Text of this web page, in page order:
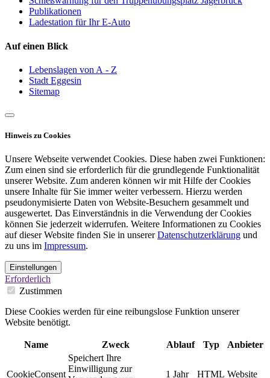
Publikationen
Ladestation für Ihr E-Auto
Auf einen Blick
Lebenslagen von A - Z
Stadt Eggesin
Sitemap
Hinweis zu Cookies
Unsere Webseite verwendet Cookies. Diese haben zwei Funktionen:
Zum einen sind sie erforderlich für die grundlegende Funktionalität
unserer Website. Zum anderen können wir mit Hilfe der Cookies
unsere Inhalte für Sie immer weiter verbessern. Hierzu werden
pseudonymisierte Daten von Website-Besuchern gesammelt und
ausgewertet. Das Einverständnis in die Verwendung der Cookies
können Sie jederzeit widerrufen. Weitere Informationen zu Cookies
auf dieser Website finden Sie in unsererDatenschutzerklärung und
zu uns im Impressum.
Einstellungen
Erforderlich
Zustimmen
Diese Cookies werden für eine reibungslose Funktion unserer
Website benötigt.
Name Zweck Ablauf Typ Anbieter
CookieConsent
Speichert Ihre
Einwilligung zur
1 Jahr HTML Website